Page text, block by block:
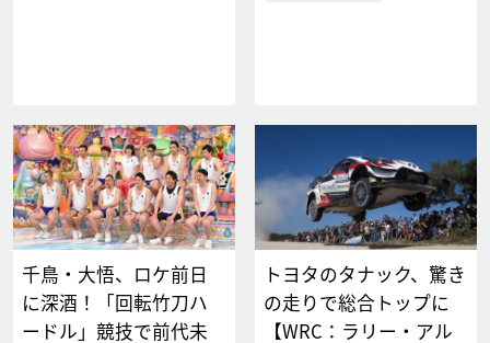
千鳥・大悟、ロケ前日
に深酒！「回転竹刀ハ
ードル」競技で前代未
トヨタのタナック、驚き
の走りで総合トップに
【WRC：ラリー・アル